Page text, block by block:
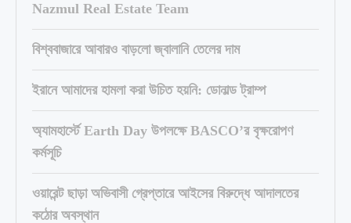
Nazmul Real Estate Team
বিশ্ববাজারে আবারও বাড়লো জ্বালানি তেলের দাম
ইরানে আমাদের হামলা করা উচিত হয়নি: ডোনাল্ড ট্রাম্প
অ্যামহার্স্টে Earth Day উপলক্ষে BASCO’র বৃক্ষরোপণ
কর্মসূচি
ওয়ারেন্ট ছাড়া অভিবাসী গ্রেপ্তারে আইসের বিরুদ্ধে আদালতের
কঠোর অবস্থান